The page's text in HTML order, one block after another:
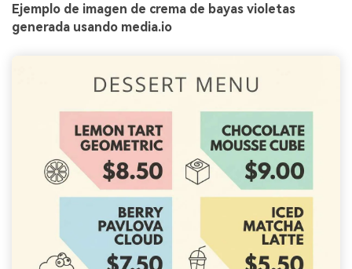
Ejemplo de imagen de crema de bayas violetas
generada usando media.io